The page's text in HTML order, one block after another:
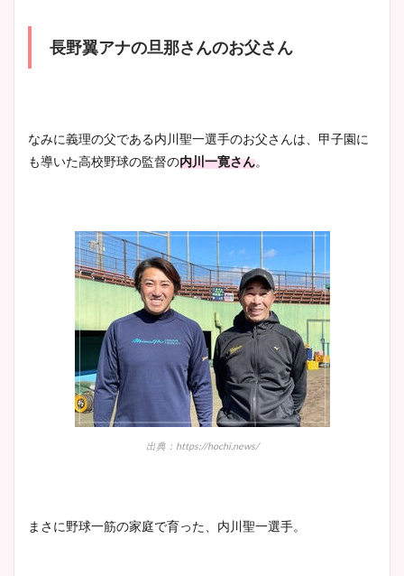
長野翼アナの旦那さんのお父さん
なみに義理の父である内川聖一選手のお父さんは、甲子園に
も導いた高校野球の監督の内川一寛さん。
出典：https://hochi.news/
まさに野球一筋の家庭で育った、内川聖一選手。